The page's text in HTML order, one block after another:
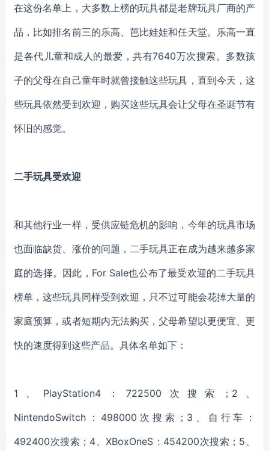
在这份名单上，大多数上榜的玩具都是老牌玩具厂商的产
品，比如排名前三的乐高、芭比娃娃和任天堂。乐高一直
是各代儿童和成人的最爱，共有7640万次搜索。多数孩
子的父母在自己童年时就曾接触这些玩具，直到今天，这
些玩具依然受到欢迎，购买这些玩具会让父母在圣诞节有
怀旧的感觉。
二手玩具受欢迎
和其他行业一样，受供应链危机的影响，今年的玩具市场
也面临缺货、涨价的问题，二手玩具正在成为越来越多家
庭的选择。因此， For Sale也公布了最受欢迎的二手玩具
榜单，这些玩具同样受到欢迎，只不过可能会花掉大量的
家庭预算，或者短期内无法购买，父母希望以更便宜、更
快的速度得到这些产品。具体名单如下：
1、PlayStation4：722500次搜索 ； 2、
NintendoSwitch：498000次搜索 ； 3、
自行车：
492400次搜索 ； 4、XBoxOneS：454200次搜索 ； 5、